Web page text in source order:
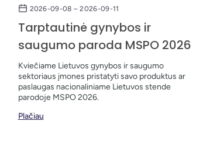
2026-09-08 – 2026-09-11
Tarptautinė gynybos ir
saugumo paroda MSPO 2026
Kviečiame Lietuvos gynybos ir saugumo
sektoriaus įmones pristatyti savo produktus ar
paslaugas nacionaliniame Lietuvos stende
parodoje MSPO 2026.
Plačiau